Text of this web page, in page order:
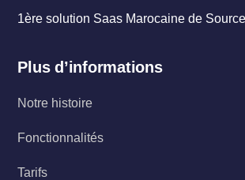
1ère solution Saas Marocaine de
Plus d’informations
Notre histoire
Fonctionnalités
Tarifs